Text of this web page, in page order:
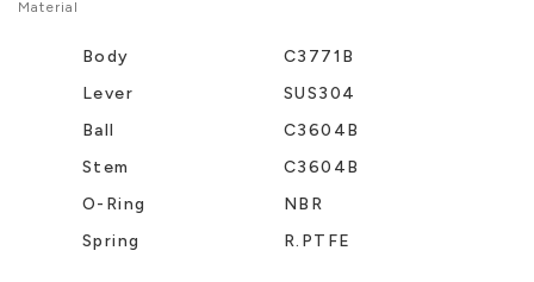
Material
Body
C3771B
Lever
SUS304
Ball
C3604B
Stem
C3604B
O-Ring
NBR
Spring
R.PTFE